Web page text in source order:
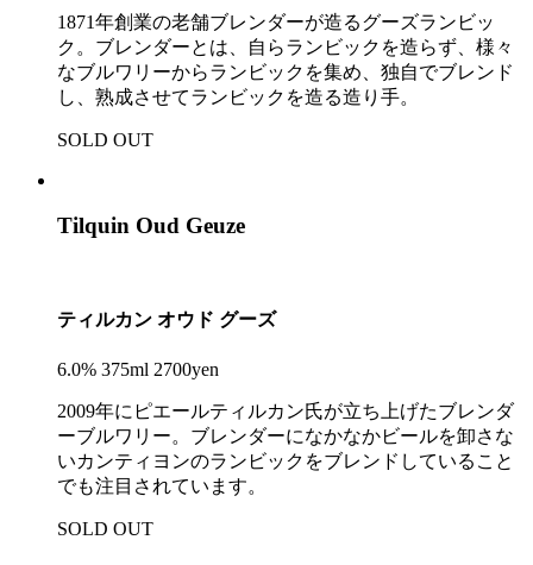
1871年創業の老舗ブレンダーが造るグーズランビッ
ク。ブレンダーとは、自らランビックを造らず、様々
なブルワリーからランビックを集め、独自でブレンド
し、熟成させてランビックを造る造り手。
SOLD OUT
Tilquin Oud Geuze
ティルカン オウド グーズ
6.0% 375ml 2700yen
2009年にピエールティルカン氏が立ち上げたブレンダ
ーブルワリー。ブレンダーになかなかビールを卸さな
いカンティヨンのランビックをブレンドしていること
でも注目されています。
SOLD OUT